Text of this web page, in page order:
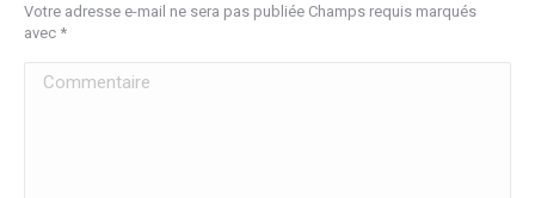
Votre adresse e-mail ne sera pas publiée Champs requis marqués
avec *
Commentaire